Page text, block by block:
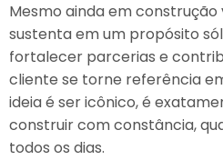
Mesmo ainda em construção
sustenta em um propósito
fortalecer parcerias e
cliente se torne referência
ideia é ser icônico, é
construir com constância,
todos os dias.